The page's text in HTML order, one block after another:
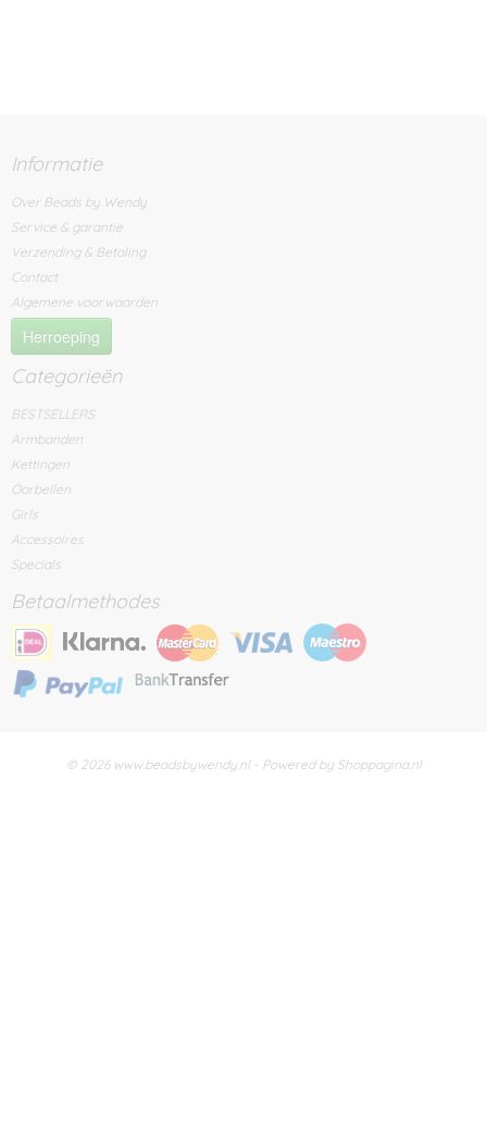
Informatie
Over Beads by Wendy
Service & garantie
Verzending & Betaling
Contact
Algemene voorwaarden
Herroeping
Categorieën
BESTSELLERS
Armbanden
Kettingen
Oorbellen
Girls
Accessoires
Specials
Betaalmethodes
© 2026 www.beadsbywendy.nl - Powered by Shoppagina.nl